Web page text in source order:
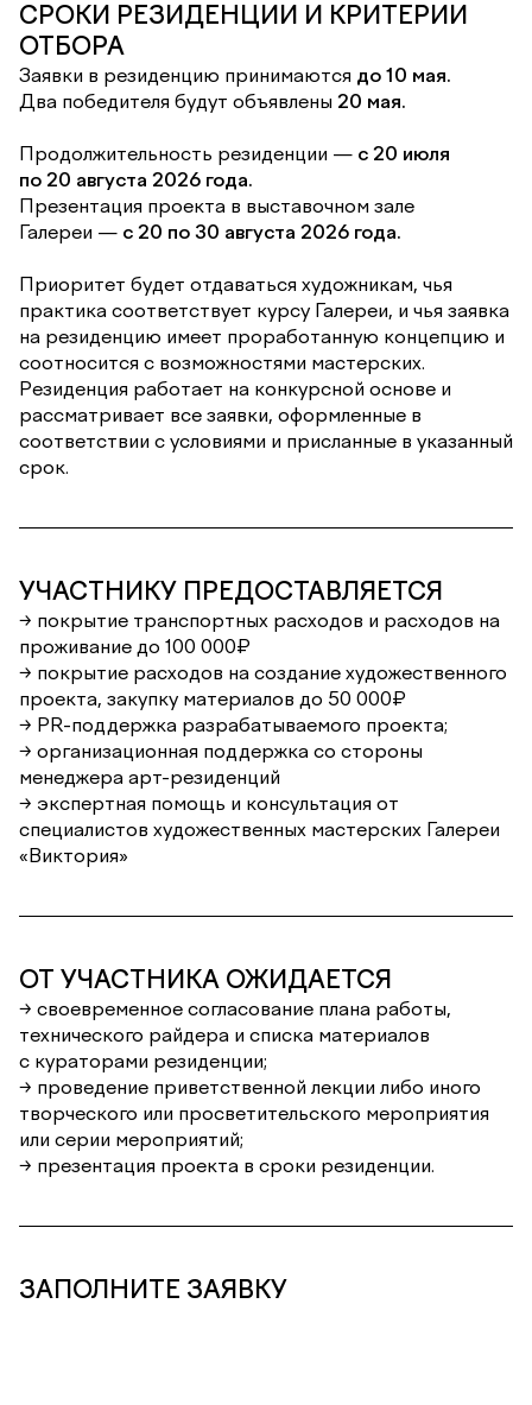
СРОКИ РЕЗИДЕНЦИИ И КРИТЕРИИ
ОТБОРА
Заявки в резиденцию принимаются до 10 мая.
Два победителя будут объявлены 20 мая.
Продолжительность резиденции — с 20 июля
по 20 августа 2026 года.
Презентация проекта в выставочном зале
Галереи — с 20 по 30 августа 2026 года.
Приоритет будет отдаваться художникам, чья
практика соответствует курсу Галереи, и чья заявка
на резиденцию имеет проработанную концепцию и
соотносится с возможностями мастерских.
Резиденция работает на конкурсной основе и
рассматривает все заявки, оформленные в
соответствии с условиями и присланные в указанный
срок.
УЧАСТНИКУ ПРЕДОСТАВЛЯЕТСЯ
→ покрытие транспортных расходов и расходов на
проживание до 100 000₽
→ покрытие расходов на создание художественного
проекта, закупку материалов до 50 000₽
→ PR-поддержка разрабатываемого проекта;
→ организационная поддержка со стороны
менеджера арт-резиденций
→ экспертная помощь и консультация от
специалистов художественных мастерских Галереи
«Виктория»
ОТ УЧАСТНИКА ОЖИДАЕТСЯ
→ своевременное согласование плана работы,
технического райдера и списка материалов
с кураторами резиденции;
→ проведение приветственной лекции либо иного
творческого или просветительского мероприятия
или серии мероприятий;
→ презентация проекта в сроки резиденции.
ЗАПОЛНИТЕ ЗАЯВКУ